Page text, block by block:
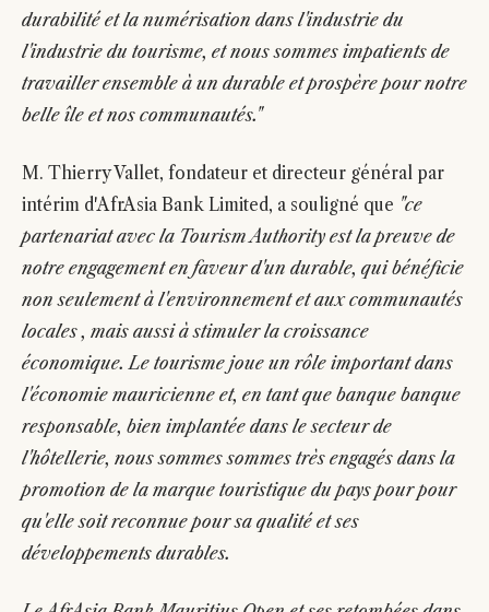
durabilité et la numérisation dans l'industrie du
l'industrie du tourisme, et nous sommes impatients de
travailler ensemble à un durable et prospère pour notre
belle île et nos communautés."
M. Thierry Vallet, fondateur et directeur général par
intérim d'AfrAsia Bank Limited, a souligné que "ce
partenariat avec la Tourism Authority est la preuve de
notre engagement en faveur d'un durable, qui bénéficie
non seulement à l'environnement et aux communautés
locales , mais aussi à stimuler la croissance
économique. Le tourisme joue un rôle important dans
l'économie mauricienne et, en tant que banque banque
responsable, bien implantée dans le secteur de
l'hôtellerie, nous sommes sommes très engagés dans la
promotion de la marque touristique du pays pour pour
qu'elle soit reconnue pour sa qualité et ses
développements durables.